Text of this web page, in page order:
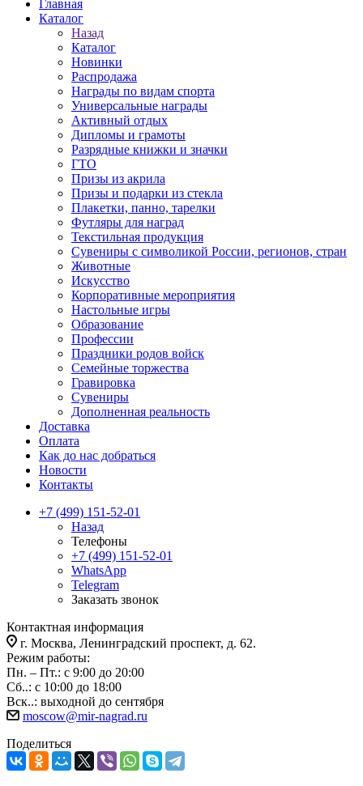
Главная
Каталог
Назад
Каталог
Новинки
Распродажа
Награды по видам спорта
Универсальные награды
Активный отдых
Дипломы и грамоты
Разрядные книжки и значки
ГТО
Призы из акрила
Призы и подарки из стекла
Плакетки, панно, тарелки
Футляры для наград
Текстильная продукция
Сувениры с символикой России, регионов, стран
Животные
Искусство
Корпоративные мероприятия
Настольные игры
Образование
Профессии
Праздники родов войск
Семейные торжества
Гравировка
Сувениры
Дополненная реальность
Доставка
Оплата
Как до нас добраться
Новости
Контакты
+7 (499) 151-52-01
Назад
Телефоны
+7 (499) 151-52-01
WhatsApp
Telegram
Заказать звонок
Контактная информация
г. Москва, Ленинградский проспект, д. 62.
Режим работы:
Пн. – Пт.: с 9:00 до 20:00
Сб..: с 10:00 до 18:00
Вск..: выходной до сентября
moscow@mir-nagrad.ru
Поделиться